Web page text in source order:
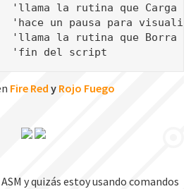
'llama la rutina que Carga la
un pausa para
'llama la rutina que Borra la
'fin del script
Fire Red y Rojo Fuego
y quizás estoy usando comandos